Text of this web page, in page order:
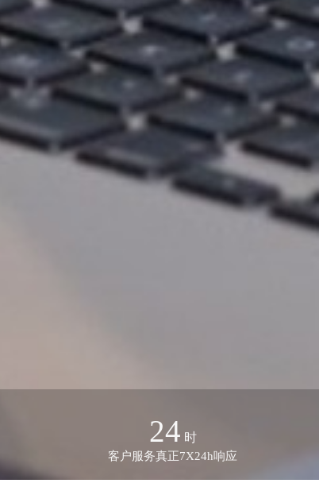
24 时
客户服务真正7X24h响应